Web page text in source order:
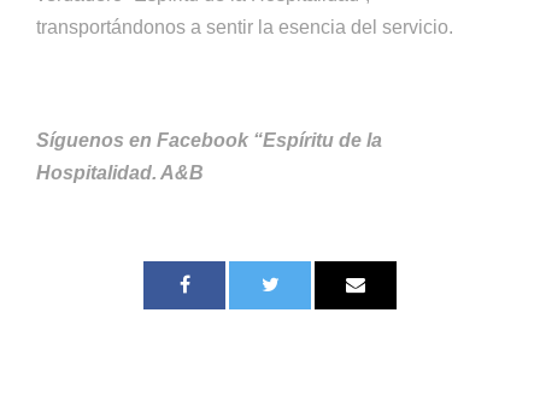
transportándonos a sentir la esencia del servicio.
Síguenos en Facebook “Espíritu de la
Hospitalidad. A&B